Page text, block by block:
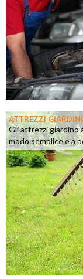
ATTREZZI
Gli attrezzi giardino
modo semplice e a